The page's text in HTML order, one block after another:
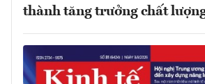
thành tăng trưởng chất